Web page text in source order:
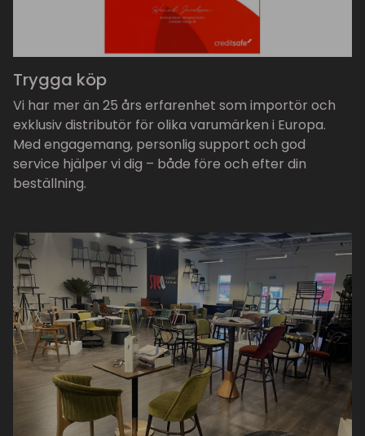
Trygga köp
Vi har mer än 25 års erfarenhet som importör och
exklusiv distributör för olika varumärken i Europa.
Med engagemang, personlig support och god
service hjälper vi dig – både före och efter din
beställning.